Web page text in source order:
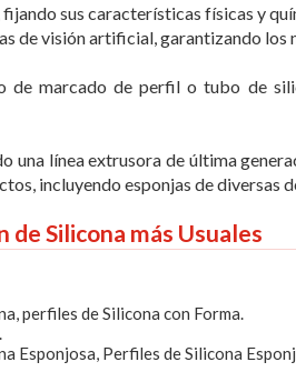
sus características físicas y
de visión artificial, garantizando los
de marcado deperfil otubo de
una línea extrusora de última
incluyendo esponjas de diversas
Silicona más Usuales
perfiles de Silicona con Forma
Esponjosa Perfiles de Silicona